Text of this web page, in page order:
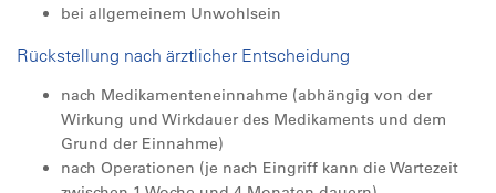
bei allgemeinem Unwohlsein
Rückstellung nach ärztlicher Entscheidung
nach Medikamenteneinnahme (abhängig von der
Wirkung und Wirkdauer des Medikaments und dem
Grund der Einnahme)
nach Operationen (je nach Eingriff kann die Wartezeit